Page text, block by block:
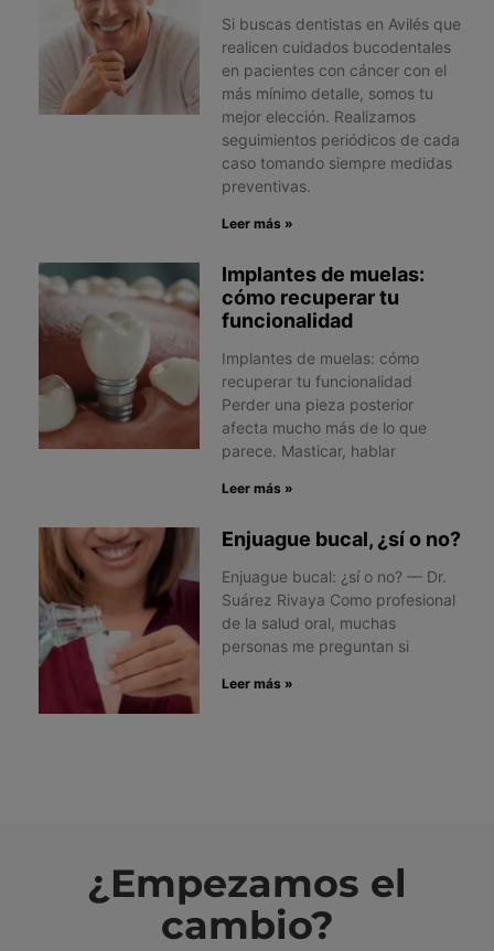
Si buscas dentistas en Avilés que
realicen cuidados bucodentales
en pacientes con cáncer con el
más mínimo detalle, somos tu
mejor elección. Realizamos
seguimientos periódicos de cada
caso tomando siempre medidas
preventivas.
Leer más »
Implantes de muelas:
cómo recuperar tu
funcionalidad
Implantes de muelas: cómo
recuperar tu funcionalidad
Perder una pieza posterior
afecta mucho más de lo que
parece. Masticar, hablar
Leer más »
Enjuague bucal, ¿sí o no?
Enjuague bucal: ¿sí o no? — Dr.
Suárez Rivaya Como profesional
de la salud oral, muchas
personas me preguntan si
Leer más »
¿Empezamos el
cambio?